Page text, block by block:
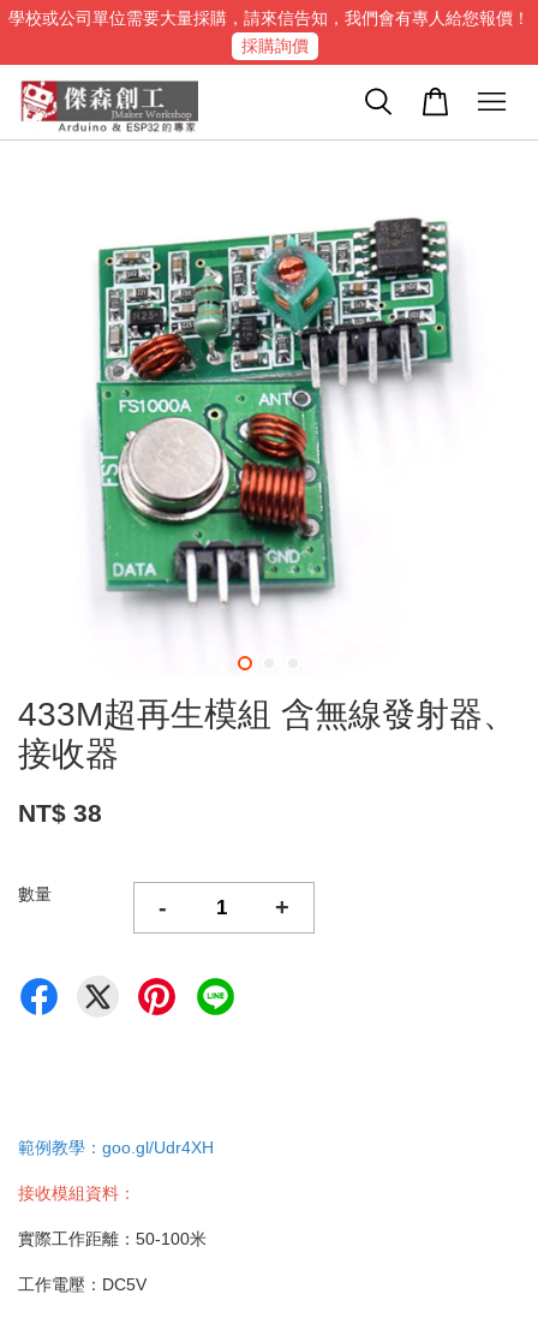
學校或公司單位需要大量採購，請來信告知，我們會有專人給您報價！
採購詢價
433M超再生模組 含無線發射器、
接收器
NT$ 38
數量 - +
範例教學：goo.gl/Udr4XH
接收模組資料：
實際工作距離：50-100米
工作電壓：DC5V